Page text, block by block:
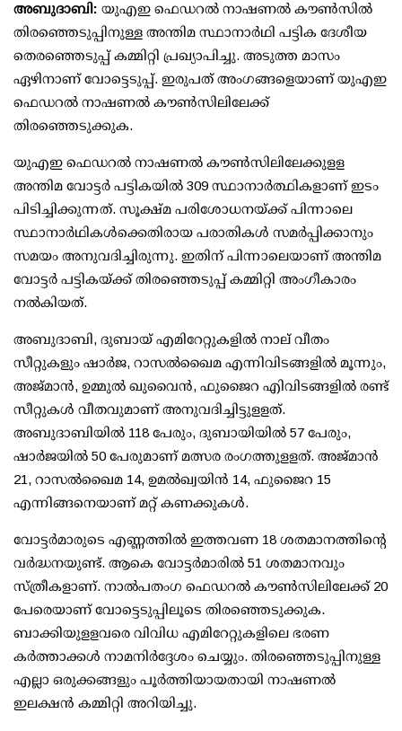
അബുദാബി: യുഎഇ ഫെഡറല്‍ നാഷണല്‍ കൗൺസില്‍
തിരഞ്ഞെടുപ്പിനുള്ള അന്തിമ സ്ഥാനാര്‍ഥി പട്ടിക ദേശീയ
തെരഞ്ഞെടുപ്പ് കമ്മിറ്റി പ്രഖ്യാപിച്ചു. അടുത്ത മാസം
ഏഴിനാണ് വോട്ടെടുപ്പ്. ഇരുപത് അംഗങ്ങളെയാണ് യുഎഇ
ഫെഡറല്‍ നാഷണല്‍ കൗണ്‍സിലിലേക്ക്
തിരഞ്ഞെടുക്കുക.
യുഎഇ ഫെഡറല്‍ നാഷണല്‍ കൗണ്‍സിലിലേക്കുളള
അന്തിമ വോട്ടര്‍ പട്ടികയില്‍ 309 സ്ഥാനാര്‍ത്ഥികളാണ് ഇടം
പിടിച്ചിക്കുന്നത്. സൂക്ഷ്മ പരിശോധനയ്ക്ക് പിന്നാലെ
സ്ഥാനാര്‍ഥികള്‍ക്കെതിരായ പരാതികള്‍ സമര്‍പ്പിക്കാനും
സമയം അനുവദിച്ചിരുന്നു. ഇതിന് പിന്നാലെയാണ് അന്തിമ
വോട്ടര്‍ പട്ടികയ്ക്ക് തിരഞ്ഞെടുപ്പ് കമ്മിറ്റി അംഗീകാരം
നല്‍കിയത്.
അബുദാബി, ദുബായ് എമിറേറ്റുകളില്‍ നാല് വീതം
സീറ്റുകളും ഷാര്‍ജ, റാസല്‍ഖൈമ എന്നിവിടങ്ങളില്‍ മൂന്നും,
അജ്മാന്‍, ഉമ്മുല്‍ ഖുവൈന്‍, ഫുജൈറ എിവിടങ്ങളില്‍ രണ്ട്
സീറ്റുകള്‍ വീതവുമാണ് അനുവദിച്ചിട്ടുളളത്.
അബുദാബിയില്‍ 118 പേരും, ദുബായിയില്‍ 57 പേരും,
ഷാര്‍ജയില്‍ 50 പേരുമാണ് മത്സര രംഗത്തുളളത്. അജ്മാന്‍
21, റാസല്‍ഖൈമ 14, ഉമല്‍ഖ്വയിന്‍ 14, ഫുജൈറ 15
എന്നിങ്ങനെയാണ് മറ്റ് കണക്കുകള്‍.
വോട്ടര്‍മാരുടെ എണ്ണത്തില്‍ ഇത്തവണ 18 ശതമാനത്തിന്റെ
വര്‍ദ്ധനയുണ്ട്. ആകെ വോട്ടര്‍മാരില്‍ 51 ശതമാനവും
സ്ത്രീകളാണ്. നാല്‍പതംഗ ഫെഡറല്‍ കൗൺസിലിലേക്ക് 20
പേരെയാണ് വോട്ടെടുപ്പിലൂടെ തിരഞ്ഞെടുക്കുക.
ബാക്കിയുളളവരെ വിവിധ എമിറേറ്റുകളിലെ ഭരണ
കര്‍ത്താക്കള്‍ നാമനിര്‍ദ്ദേശം ചെയ്യും. തിരഞ്ഞെടുപ്പിനുള്ള
എല്ലാ ഒരുക്കങ്ങളും പൂര്‍ത്തിയായതായി നാഷണല്‍
ഇലക്ഷന്‍ കമ്മിറ്റി അറിയിച്ചു.